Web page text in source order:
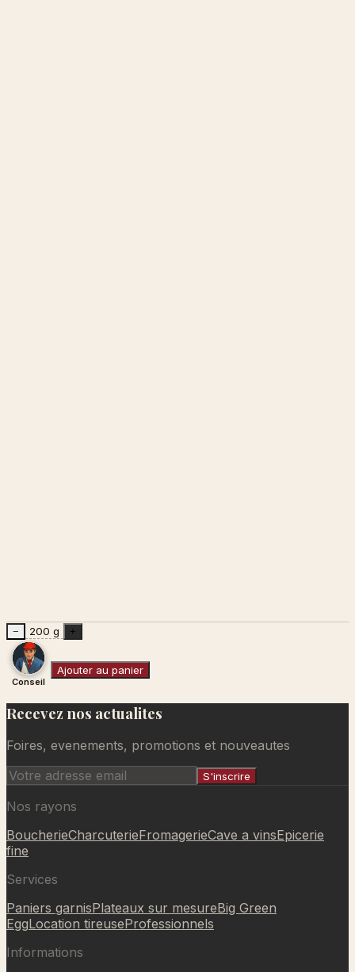
Ajouté au panier
− 200 g +
Conseil
Ajouter au panier
Recevez nos actualites
Foires, evenements, promotions et nouveautes
S'inscrire
Nos rayons
BoucherieCharcuterieFromagerieCave a vinsEpicerie
fine
Services
Paniers garnisPlateaux sur mesureBig Green
EggLocation tireuseProfessionnels
Informations